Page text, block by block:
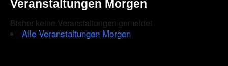
Veranstaltungen Morgen
Bisher keine Veranstaltungen gemeldet
Alle Veranstaltungen Morgen